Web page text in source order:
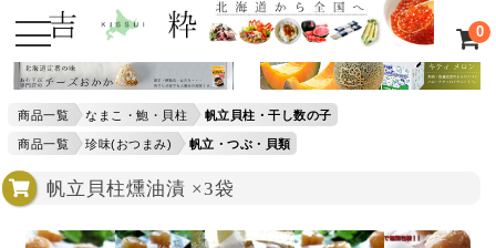
0
商品一覧 なまこ・鮑・貝柱 帆立貝柱・干し数の子
商品一覧 珍味(おつまみ) 帆立・つぶ・貝類
帆立貝柱燻油漬 ×3袋